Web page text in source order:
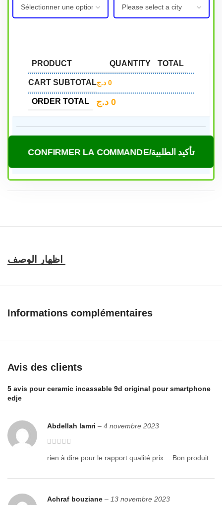
PRODUCT QUANTITY TOTAL
CART SUBTOTAL 0 د.ج
ORDER TOTAL 0 د.ج
CONFIRMER LA COMMANDE/تأكيد الطلبية
Informations complémentaires
Avis des clients
5 avis pourceramic incassable 9d original pour smartphone
edje
Abdellah lamri – 4 novembre 2023
rien à dire pour le rapport qualité prix… Bon produit
Achraf bouziane – 13 novembre 2023